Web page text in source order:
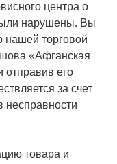
центра о
нарушены. Вы
нашей торговой
«Афганская
его
за счет
несправности
товара и